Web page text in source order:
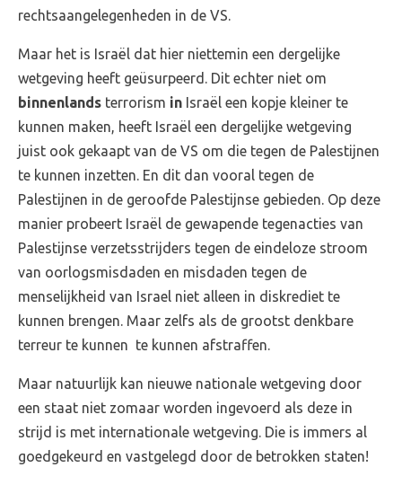
rechtsaangelegenheden in de VS.
Maar het is Israël dat hier niettemin een dergelijke
wetgeving heeft geüsurpeerd. Dit echter niet om
binnenlands terrorism in Israël een kopje kleiner te
kunnen maken, heeft Israël een dergelijke wetgeving
juist ook gekaapt van de VS om die tegen de Palestijnen
te kunnen inzetten. En dit dan vooral tegen de
Palestijnen in de geroofde Palestijnse gebieden. Op deze
manier probeert Israël de gewapende tegenacties van
Palestijnse verzetsstrijders tegen de eindeloze stroom
van oorlogsmisdaden en misdaden tegen de
menselijkheid van Israel niet alleen in diskrediet te
kunnen brengen. Maar zelfs als de grootst denkbare
terreur te kunnen te kunnen afstraffen.
Maar natuurlijk kan nieuwe nationale wetgeving door
een staat niet zomaar worden ingevoerd als deze in
strijd is met internationale wetgeving. Die is immers al
goedgekeurd en vastgelegd door de betrokken staten!